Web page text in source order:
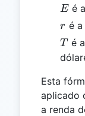
E
E é
r
r é
T
T é
Esta
aplicado
a renda